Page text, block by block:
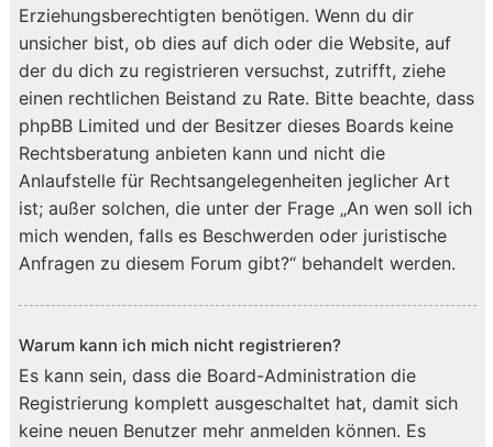
Erziehungsberechtigten benötigen. Wenn du dir
unsicher bist, ob dies auf dich oder die Website, auf
der du dich zu registrieren versuchst, zutrifft, ziehe
einen rechtlichen Beistand zu Rate. Bitte beachte, dass
phpBB Limited und der Besitzer dieses Boards keine
Rechtsberatung anbieten kann und nicht die
Anlaufstelle für Rechtsangelegenheiten jeglicher Art
ist; außer solchen, die unter der Frage „An wen soll ich
mich wenden, falls es Beschwerden oder juristische
Anfragen zu diesem Forum gibt?“ behandelt werden.
Warum kann ich mich nicht registrieren?
Es kann sein, dass die Board-Administration die
Registrierung komplett ausgeschaltet hat, damit sich
keine neuen Benutzer mehr anmelden können. Es